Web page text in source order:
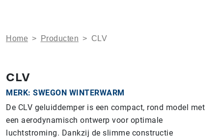
Home > Producten > CLV
CLV
MERK: SWEGON WINTERWARM
De CLV geluiddemper is een compact, rond model met
een aerodynamisch ontwerp voor optimale
luchtstroming. Dankzij de slimme constructie